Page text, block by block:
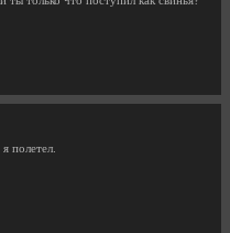
полетел.